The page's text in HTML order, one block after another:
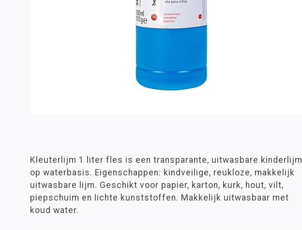
Kleuterlijm 1 liter fles is een transparante, uitwasbare kinderlijm
op waterbasis. Eigenschappen: kindveilige, reukloze, makkelijk
uitwasbare lijm. Geschikt voor papier, karton, kurk, hout, vilt,
piepschuim en lichte kunststoffen. Makkelijk uitwasbaar met
koud water.